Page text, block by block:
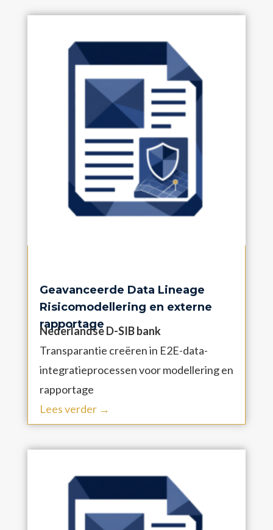
Geavanceerde Data Lineage
Risicomodellering en externe
rapportage
Nederlandse D-SIB bank
Transparantie creëren in E2E-data-
integratieprocessen voor modellering en
rapportage
Lees verder →